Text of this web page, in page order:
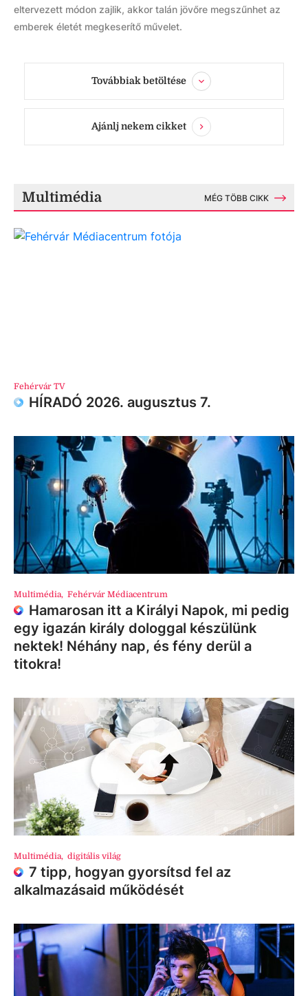
eltervezett módon zajlik, akkor talán jövőre megszűnhet az
emberek életét megkeserítő művelet.
Továbbiak betöltése
Ajánlj nekem cikket
Multimédia MÉG TÖBB CIKK
Fehérvár TV
HÍRADÓ 2026. augusztus 7.
Multimédia, Fehérvár Médiacentrum
Hamarosan itt a Királyi Napok, mi pedig
egy igazán király dologgal készülünk
nektek! Néhány nap, és fény derül a
titokra!
Multimédia, digitális világ
7 tipp, hogyan gyorsítsd fel az
alkalmazásaid működését